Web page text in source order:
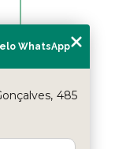
WhatsApp
485